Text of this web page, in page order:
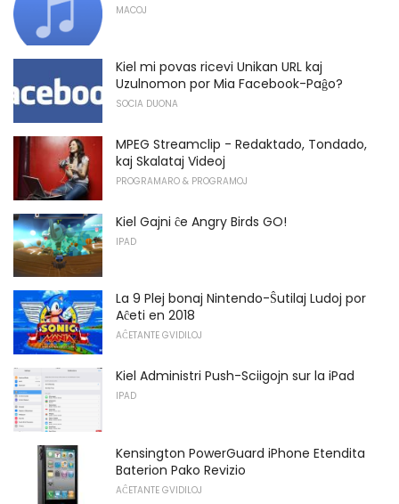
MACOJ
Kiel mi povas ricevi Unikan URL kaj
Uzulnomon por Mia Facebook-Paĝo?
SOCIA DUONA
MPEG Streamclip - Redaktado, Tondado,
kaj Skalataj Videoj
PROGRAMARO & PROGRAMOJ
Kiel Gajni ĉe Angry Birds GO!
IPAD
La 9 Plej bonaj Nintendo-Ŝutilaj Ludoj por
Aĉeti en 2018
AĈETANTE GVIDILOJ
Kiel Administri Push-Sciigojn sur la iPad
IPAD
Kensington PowerGuard iPhone Etendita
Baterion Pako Revizio
AĈETANTE GVIDILOJ